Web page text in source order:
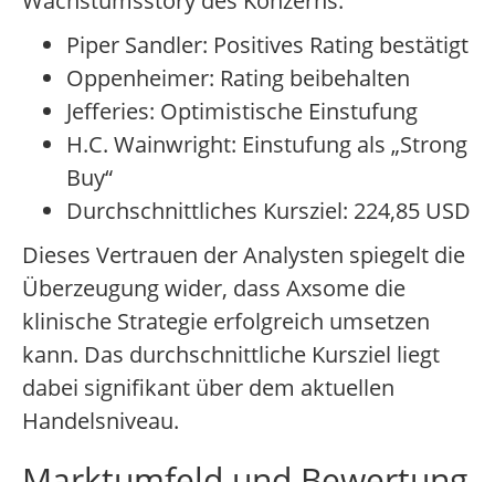
Piper Sandler: Positives Rating bestätigt
Oppenheimer: Rating beibehalten
Jefferies: Optimistische Einstufung
H.C. Wainwright: Einstufung als „Strong
Buy“
Durchschnittliches Kursziel: 224,85 USD
Dieses Vertrauen der Analysten spiegelt die
Überzeugung wider, dass Axsome die
klinische Strategie erfolgreich umsetzen
kann. Das durchschnittliche Kursziel liegt
dabei signifikant über dem aktuellen
Handelsniveau.